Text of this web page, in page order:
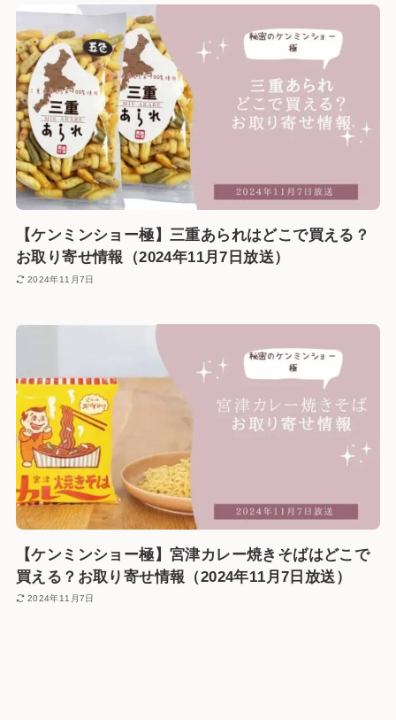
【ケンミンショー極】三重あられはどこで買える？
お取り寄せ情報（2024年11月7日放送）
2024年11月7日
【ケンミンショー極】宮津カレー焼きそばはどこで
買える？お取り寄せ情報（2024年11月7日放送）
2024年11月7日